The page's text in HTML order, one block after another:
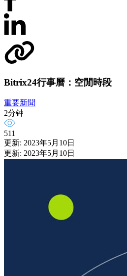
Bitrix24行事曆：空閒時段
重要新聞
2分钟
511
更新: 2023年5月10日
更新: 2023年5月10日